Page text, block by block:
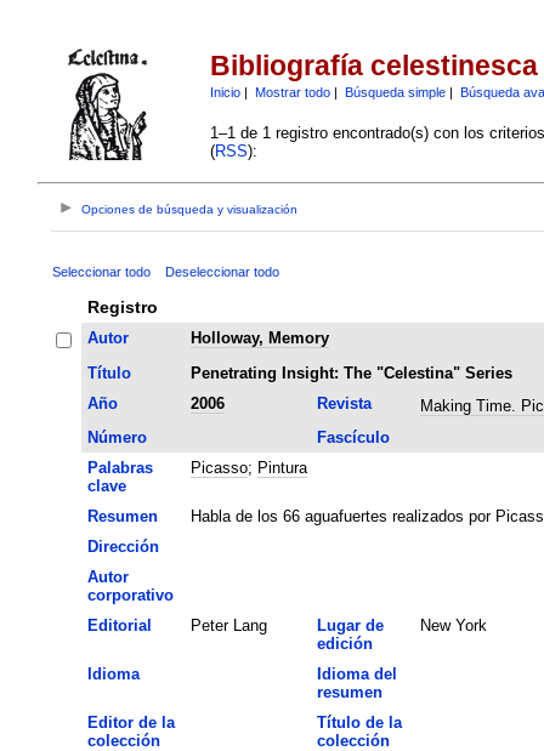
Bibliografía celestinesca
Inicio| Mostrar todo| Búsqueda simple| Búsqueda
1–1 de 1 registro encontrado(s) con los
(RSS):
Opciones de búsqueda y visualización
Seleccionar todo Deseleccionar todo
Registro
Autor
Holloway, Memory
Título
Penetrating Insight: The "Celestina" Series
Año
2006 Revista
Making Time.
Número
Fascículo
Palabras
clave
Picasso; Pintura
Resumen
Habla de los 66 aguafuertes realizados por
Dirección
Autor
corporativo
Editorial
Peter Lang
Lugar de
edición
New York
Idioma
Idioma del
resumen
Editor de la
colección
Título de la
colección